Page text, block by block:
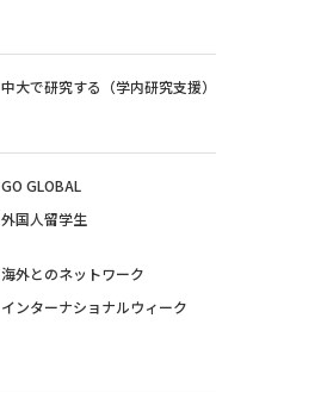
中大で研究する（学内研究支援）
GO GLOBAL
外国人留学生
海外とのネットワーク
インターナショナルウィーク